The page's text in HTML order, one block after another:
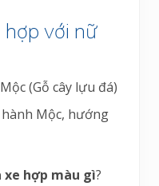
với nữ
(Gỗ cây lựu đá)
Mộc, hướng
xe hợp màu gì?